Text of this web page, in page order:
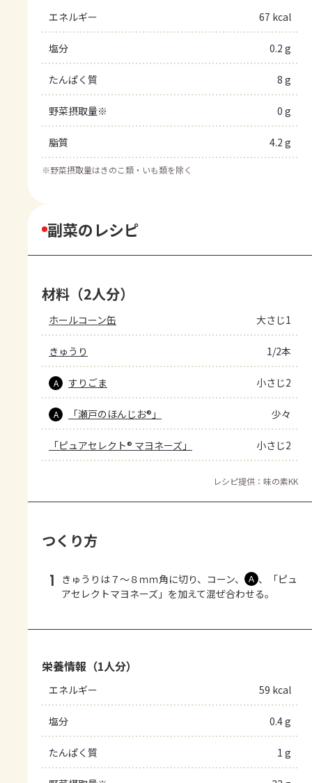
エネルギー 67 kcal
塩分 0.2 g
たんぱく質 8 g
野菜摂取量※ 0 g
脂質 4.2 g
※野菜摂取量はきのこ類・いも類を除く
副菜のレシピ
材料（2人分）
ホールコーン缶 大さじ1
きゅうり 1/2本
A すりごま 小さじ2
A 「瀬戸のほんじお®」 少々
「ピュアセレクト® マヨネーズ」 小さじ2
レシピ提供：味の素KK
つくり方
1 きゅうりは７～８ｍｍ角に切り、コーン、 Ａ 、「ピュ
アセレクトマヨネーズ」を加えて混ぜ合わせる。
栄養情報（1人分）
エネルギー 59 kcal
塩分 0.4 g
たんぱく質 1 g